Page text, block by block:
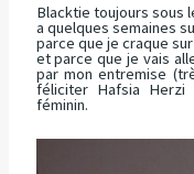
Blacktie toujours sous
a quelques semaines
parce que je craque
et parce que je vais
par mon entremise
féliciter Hafsia
féminin.